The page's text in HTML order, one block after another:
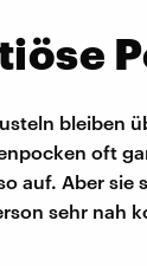
bleiben
oft
auf. Aber sie
sehr nah